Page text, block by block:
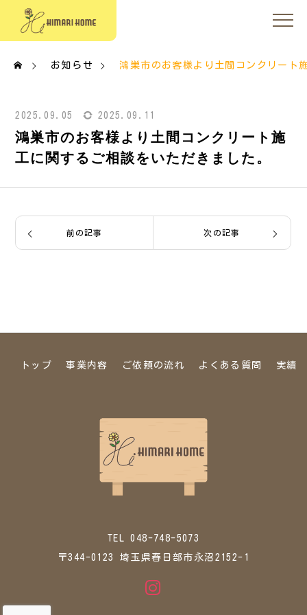
お知らせ 鴻巣市のお客様より土間コンクリート
2025.09.05 2025.09.11
鴻巣市のお客様より土間コンクリート施
工に関するご相談をいただきました。
前の記事 次の記事
トップ 事業内容 ご依頼の流れ よくある質問 実績
TEL 048-748-5073
〒344-0123 埼玉県春日部市永沼2152-1